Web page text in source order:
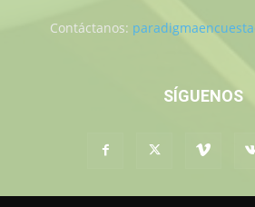
Contáctanos:
SÍGUENOS